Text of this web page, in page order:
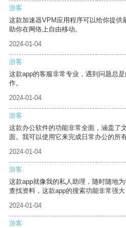
游客
这款加速器VPM应用程序可以给你提供
助你在网络上自由移动。
2024-01-04
游客
这款app的客服非常专业，遇到问题总
作。
2024-01-04
游客
这款办公软件的功能非常全面，涵盖了
面。我可以使用它来完成日常办公的所
2024-01-04
游客
这款app就像我的私人助理，随时随地
查找资料，这款app的搜索功能非常强
2024-01-04
游客